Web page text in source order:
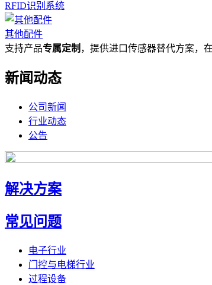
RFID识别系统
其他配件
支持产品专属定制 ，提供进口传感器替代方案，
新闻动态
公司新闻
行业动态
公告
解决方案
常见问题
电子行业
门控与电梯行业
过程设备